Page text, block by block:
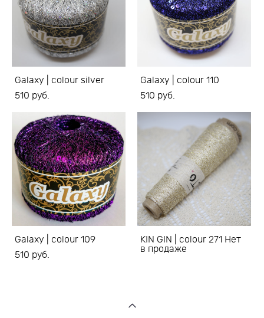
Galaxy | colour silver
510 pуб.
Galaxy | colour 110
510 pуб.
Galaxy | colour 109
510 pуб.
KIN GIN | colour 271 Нет
в продаже